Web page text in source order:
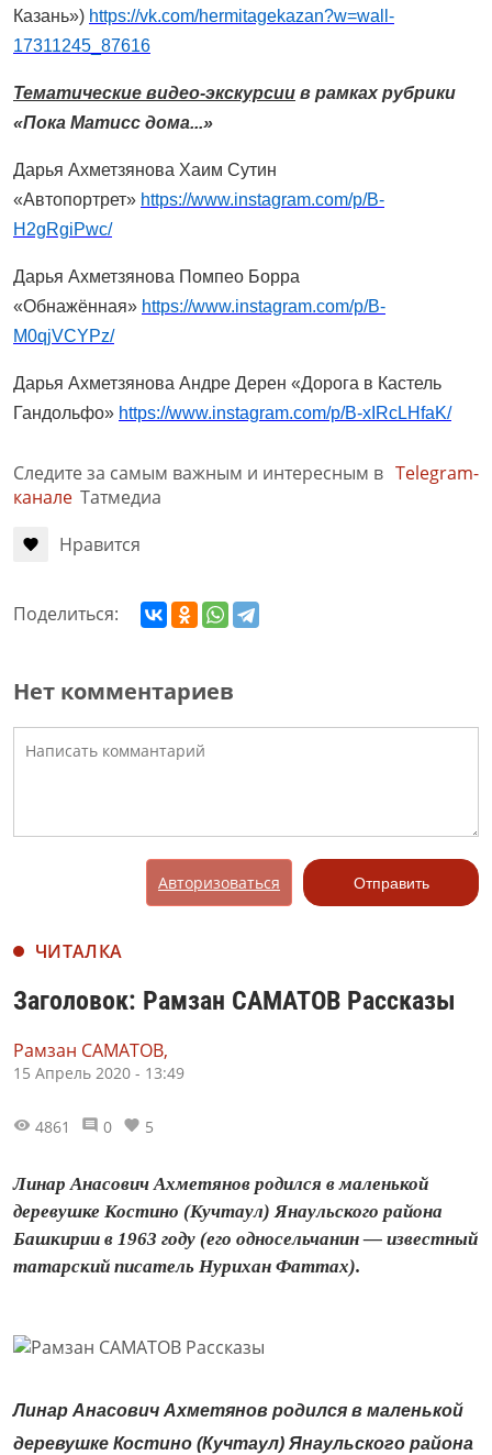
Казань») https://vk.com/hermitagekazan?w=wall-
17311245_87616
Тематические видео-экскурсии в рамках рубрики
«Пока Матисс дома...»
Дарья Ахметзянова Хаим Сутин
«Автопортрет» https://www.instagram.com/p/B-
H2gRgiPwc/
Дарья Ахметзянова Помпео Борра
«Обнажённая» https://www.instagram.com/p/B-
M0qjVCYPz/
Дарья Ахметзянова Андре Дерен «Дорога в Кастель
Гандольфо» https://www.instagram.com/p/B-xIRcLHfaK/
Следите за самым важным и интересным в Telegram-
канале Татмедиа
Нравится
Поделиться:
Нет комментариев
Авторизоваться Отправить
ЧИТАЛКА
Заголовок: Рамзан САМАТОВ Рассказы
Рамзан САМАТОВ,
15 Апрель 2020 - 13:49
4861 0 5
Линар Анасович Ахметянов родился в маленькой
деревушке Костино (Кучтаул) Янаульского района
Башкирии в 1963 году (его односельчанин — известный
татарский писатель Нурихан Фаттах).
Линар Анасович Ахметянов родился в маленькой
деревушке Костино (Кучтаул) Янаульского района